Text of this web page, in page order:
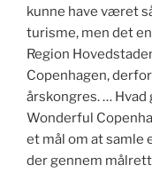
kunne have været
turisme, men det
Region
Copenhagen,
årskongres. … Hvad
Wonderful
et mål om at samle
der gennem